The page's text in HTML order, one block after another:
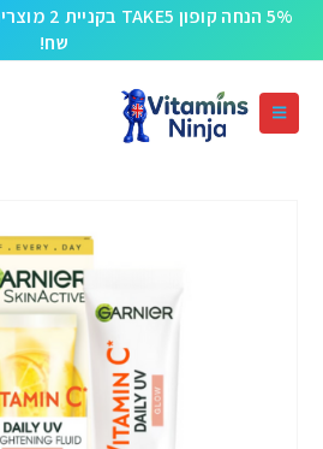
שח!